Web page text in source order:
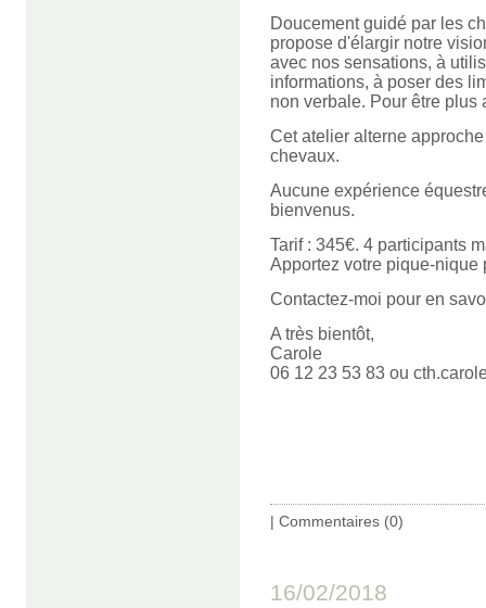
Doucement guidé par les
propose d'élargir notre
avec nos sensations, à
informations, à poser des
non verbale. Pour être plus
Cet atelier alterne
chevaux.
Aucune expérience
bienvenus.
Tarif : 345€. 4 participants
Apportez votre pique-
Contactez-moi pour en
A très bientôt,
Carole
06 12 23 53 83 ou
| Commentaires (0)
16/02/2018